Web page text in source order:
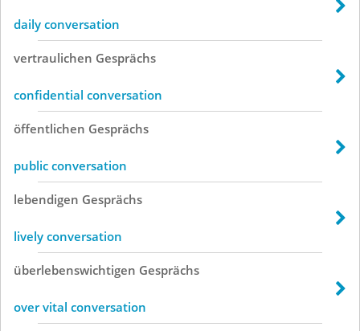
daily conversation
vertraulichen Gesprächs
confidential conversation
öffentlichen Gesprächs
public conversation
lebendigen Gesprächs
lively conversation
überlebenswichtigen Gesprächs
over vital conversation